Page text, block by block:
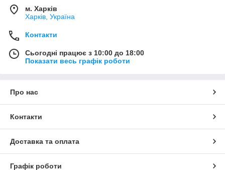
м. Харків
Харків, Україна
Контакти
Сьогодні працює з 10:00 до 18:00
Показати весь графік роботи
Про нас
Контакти
Доставка та оплата
Графік роботи